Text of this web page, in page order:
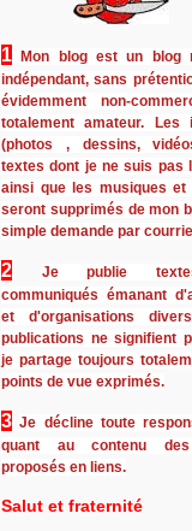
1
Mon blog est un blog
indépendant, sans
évidemment non-
totalement amateur. Les
(photos , dessins,
textes dont je ne suis pas
ainsi que les musiques et
seront supprimés de mon
simple demande par
2
Je publie
communiqués émanant
et d'organisations
publications ne signifient
je partage toujours
points de vue exprimés.
3 Je décline toute
quant au contenu
proposés en liens.
Salut et fraternité